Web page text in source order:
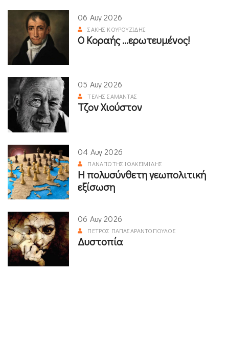
06 Αυγ 2026
ΣΆΚΗΣ ΚΟΥΡΟΥΖΊΔΗΣ
Ο Κοραής ...ερωτευμένος!
05 Αυγ 2026
ΤΈΛΗΣ ΣΑΜΑΝΤΆΣ
Τζον Χιούστον
04 Αυγ 2026
ΠΑΝΑΓΙΏΤΗΣ ΙΩΑΚΕΙΜΊΔΗΣ
Η πολυσύνθετη γεωπολιτική
εξίσωση
06 Αυγ 2026
ΠΈΤΡΟΣ ΠΑΠΑΣΑΡΑΝΤΌΠΟΥΛΟΣ
Δυστοπία